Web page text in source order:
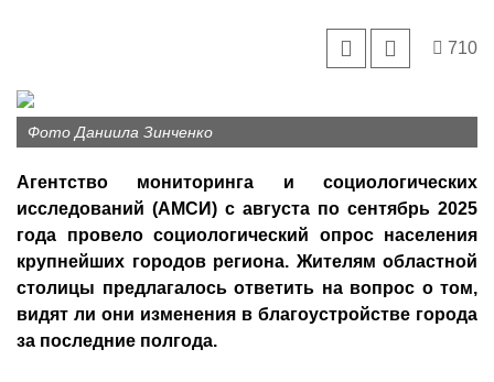
710
Фото Даниила Зинченко
Агентство мониторинга и социологических
исследований (АМСИ) с августа по сентябрь 2025
года провело социологический опрос населения
крупнейших городов региона. Жителям областной
столицы предлагалось ответить на вопрос о том,
видят ли они изменения в благоустройстве города
за последние полгода.